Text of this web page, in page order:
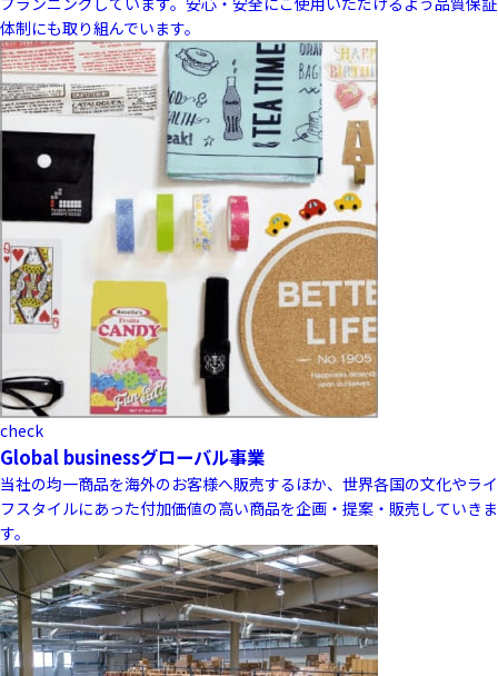
体制にも取り組んでいます。
check
Global businessグローバル事業
当社の均一商品を海外のお客様へ販売するほか、世界各国の文化やライ
フスタイルにあった付加価値の高い商品を企画・提案・販売していきま
す。